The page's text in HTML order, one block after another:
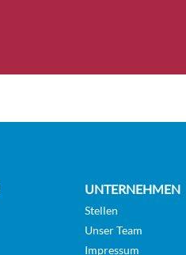
UNTERNEHMEN
Stellen
Unser Team
Impressum